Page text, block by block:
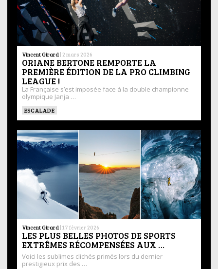
Vincent Girard | 2 mars 2026
ORIANE BERTONE REMPORTE LA
PREMIÈRE ÉDITION DE LA PRO CLIMBING
LEAGUE !
La Française s’est imposée face à la double championne
olympique Janja …
ESCALADE
Vincent Girard | 17 février 2026
LES PLUS BELLES PHOTOS DE SPORTS
EXTRÊMES RÉCOMPENSÉES AUX …
Voici les sublimes clichés primés lors du dernier
prestigieux prix des …